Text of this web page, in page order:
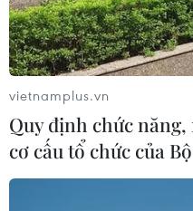
TIN LIÊN QUAN
vietnamplus.vn
Quy định chức
cơ cấu tổ chức của